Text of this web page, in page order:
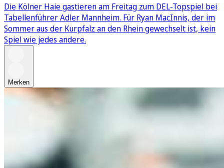
Die Kölner Haie gastieren am Freitag zum DEL-Topspiel bei
Tabellenführer Adler Mannheim. Für Ryan MacInnis, der im
Sommer aus der Kurpfalz an den Rhein gewechselt ist, kein
Spiel wie jedes andere.
Merken